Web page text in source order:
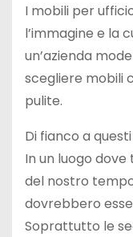
I mobili per
l’immagine e la
un’azienda
scegliere mobili
pulite.
Di fianco a
In un luogo
del nostro
dovrebbero
Soprattutto le